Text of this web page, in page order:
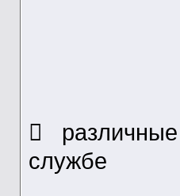
 различные
службе